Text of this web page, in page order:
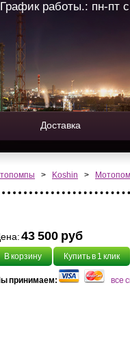
работы.: пн-пт
Доставка
> Koshin >
43 500 руб
В корзину Купить в 1 клик
принимаем: все